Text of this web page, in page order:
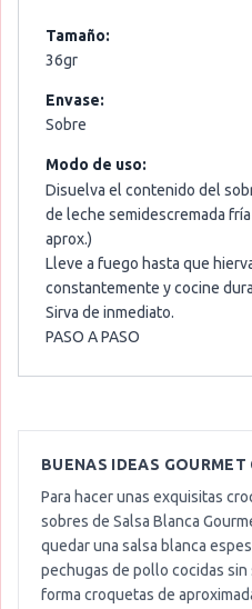
Tamaño:
36gr
Envase:
Sobre
Modo de uso:
Disuelva el contenido del
de leche semidescremada
aprox.)
Lleve a fuego hasta que
constantemente y cocine
Sirva de inmediato.
PASO A PASO
BUENAS IDEAS GOURMET
Para hacer unas exquisitas
sobres de Salsa Blanca
quedar una salsa blanca
pechugas de pollo cocidas
forma croquetas de